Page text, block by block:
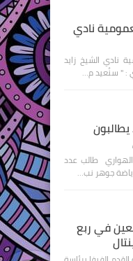
نادي
نادي الشيخ زايد
: " سنُعيد م…
طالب عدد
جوهر نب…
في ربع